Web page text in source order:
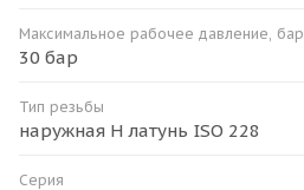
Максимальное рабочее давление, бар
30 бар
Тип резьбы
наружная H латунь ISO 228
Серия